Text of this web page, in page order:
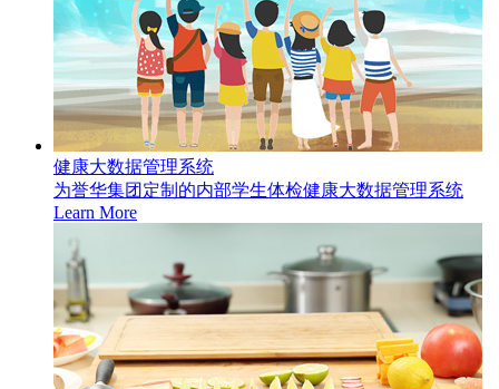
健康大数据管理系统
为誉华集团定制的内部学生体检健康大数据管理系统
Learn More